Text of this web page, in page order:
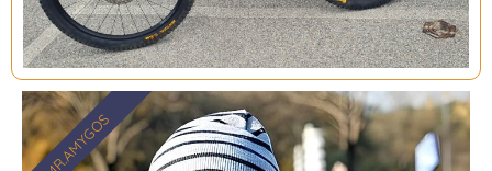
MR.AMYGOS